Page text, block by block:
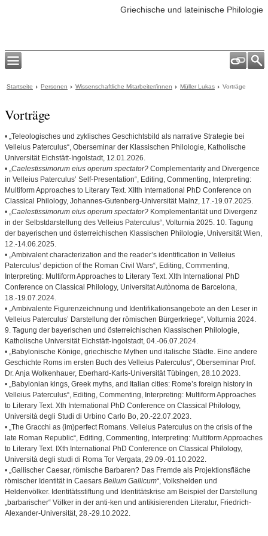
Griechische und lateinische Philologie
Startseite Personen Wissenschaftliche Mitarbeiter/innen Müller Lukas Vorträge
Vorträge
• „Teleologisches und zyklisches Geschichtsbild als narrative Strategie bei
Velleius Paterculus“, Oberseminar der Klassischen Philologie, Katholische
Universität Eichstätt-Ingolstadt, 12.01.2026.
• „Caelestissimorum eius operum spectator? Complementarity and Divergence
in Velleius Paterculus’ Self-Presentation“, Editing, Commenting, Interpreting:
Multiform Approaches to Literary Text. XIIth International PhD Conference on
Classical Philology, Johannes-Gutenberg-Universität Mainz, 17.-19.07.2025.
• „Caelestissimorum eius operum spectator? Komplementarität und Divergenz
in der Selbstdarstellung des Velleius Paterculus“, Volturnia 2025. 10. Tagung
der bayerischen und österreichischen Klassischen Philologie, Universität Wien,
12.-14.06.2025.
• „Ambivalent characterization and the reader’s identification in Velleius
Paterculus’ depiction of the Roman Civil Wars“, Editing, Commenting,
Interpreting: Multiform Approaches to Literary Text. XIth International PhD
Conference on Classical Philology, Universitat Autònoma de Barcelona,
18.-19.07.2024.
• „Ambivalente Figurenzeichnung und Identifikationsangebote an den Leser in
Velleius Paterculus’ Darstellung der römischen Bürgerkriege“, Volturnia 2024.
9. Tagung der bayerischen und österreichischen Klassischen Philologie,
Katholische Universität Eichstätt-Ingolstadt, 04.-06.07.2024.
• „Babylonische Könige, griechische Mythen und italische Städte. Eine andere
Geschichte Roms im ersten Buch des Velleius Paterculus“, Oberseminar Prof.
Dr. Anja Wolkenhauer, Eberhard-Karls-Universität Tübingen, 28.10.2023.
• „Babylonian kings, Greek myths, and Italian cities: Rome’s foreign history in
Velleius Paterculus“, Editing, Commenting, Interpreting: Multiform Approaches
to Literary Text. Xth International PhD Conference on Classical Philology,
Università degli Studi di Urbino Carlo Bo, 20.-22.07.2023.
• „The Gracchi as (im)perfect Romans. Velleius Paterculus on the crisis of the
late Roman Republic“, Editing, Commenting, Interpreting: Multiform Approaches
to Literary Text. IXth International PhD Conference on Classical Philology,
Università degli studi di Roma Tor Vergata, 29.09.-01.10.2022.
• „Gallischer Caesar, römische Barbaren? Das Fremde als Projektionsfläche
römischer Identität in Caesars Bellum Gallicum“, Volkshelden und
Heldenvölker. Identitätsstiftung und Identitätskrise am Beispiel der Darstellung
„barbarischer“ Völker in der anti-ken und antikisierenden Literatur, Friedrich-
Alexander-Universität, 28.-29.10.2022.